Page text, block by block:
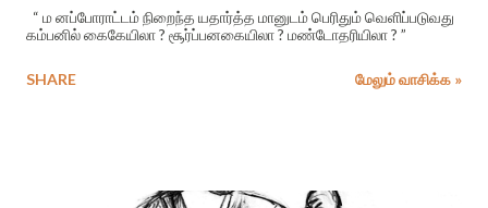
“ ம னப்போராட்டம் நிறைந்த யதார்த்த மானுடம் பெரிதும் வெளிப்படுவது
கம்பனில் கைகேயிலா ? சூர்ப்பனகையிலா ? மண்டோதரியிலா ? ”
SHARE மேலும் வாசிக்க »